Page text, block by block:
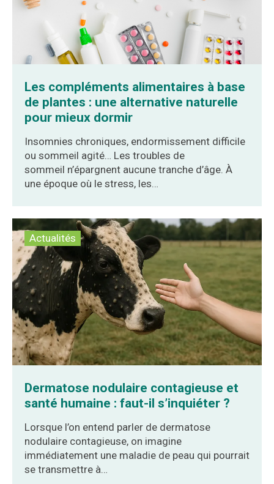
Les compléments alimentaires à base
de plantes : une alternative naturelle
pour mieux dormir
Insomnies chroniques, endormissement difficile
ou sommeil agité… Les troubles de
sommeil n’épargnent aucune tranche d’âge. À
une époque où le stress, les…
Dermatose nodulaire contagieuse et
santé humaine : faut-il s’inquiéter ?
Lorsque l’on entend parler de dermatose
nodulaire contagieuse, on imagine
immédiatement une maladie de peau qui pourrait
se transmettre à…
Actualités